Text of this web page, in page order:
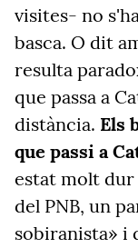
visites- no
basca. O dit
resulta
que passa a
distància. Els
que passi a
estat molt
del PNB, un
sobiranista» i